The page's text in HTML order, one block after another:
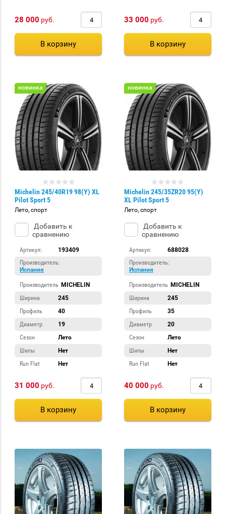
28 000 руб.
В корзину
33 000 руб.
В корзину
новинка
Michelin 245/40R19 98(Y) XL
Pilot Sport 5
Лето, спорт
Добавить к
сравнению
Артикул:
193409
Производитель:
Испания
Производитель MICHELIN
Ширина
245
Профиль
40
Диаметр
19
Сезон
Лето
Шипы
Нет
Run Flat
Нет
31 000 руб.
В корзину
новинка
Michelin 245/35ZR20 95(Y)
XL Pilot Sport 5
Лето, спорт
Добавить к
сравнению
Артикул:
688028
Производитель:
Испания
Производитель MICHELIN
Ширина
245
Профиль
35
Диаметр
20
Сезон
Лето
Шипы
Нет
Run Flat
Нет
40 000 руб.
В корзину